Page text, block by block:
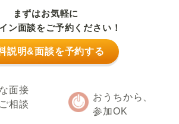
まずはお気軽に
ン面談をご予約ください！
説明&面談を予約する
面接
相談
おうちから、
参加OK